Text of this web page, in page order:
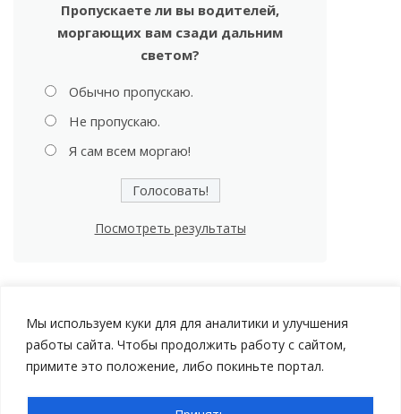
Мы используем куки для для аналитики и улучшения
работы сайта. Чтобы продолжить работу с сайтом,
примите это положение, либо покиньте портал.
Пропускаете ли вы водителей,
моргающих вам сзади дальним
светом?
Обычно пропускаю.
Не пропускаю.
Я сам всем моргаю!
Посмотреть результаты